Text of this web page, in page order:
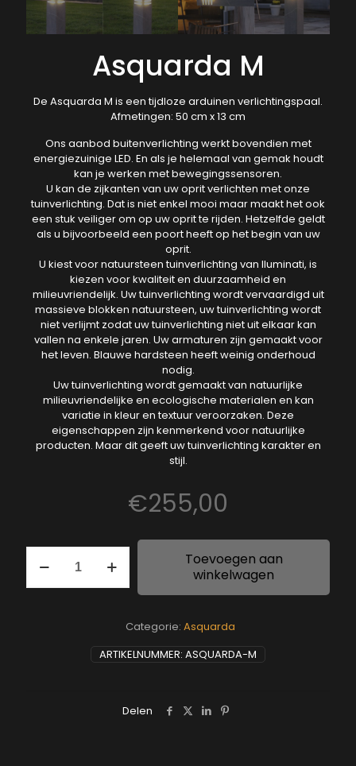
Asquarda M
De Asquarda M is een tijdloze arduinen verlichtingspaal.
Afmetingen: 50 cm x 13 cm
Ons aanbod buitenverlichting werkt bovendien met
energiezuinige LED. En als je helemaal van gemak houdt
kan je werken met bewegingssensoren.
U kan de zijkanten van uw oprit verlichten met onze
tuinverlichting. Dat is niet enkel mooi maar maakt het ook
een stuk veiliger om op uw oprit te rijden. Hetzelfde geldt
als u bijvoorbeeld een poort heeft op het begin van uw
oprit.
U kiest voor natuursteen tuinverlichting van Iluminati, is
kiezen voor kwaliteit en duurzaamheid en
milieuvriendelijk. Uw tuinverlichting wordt vervaardigd uit
massieve blokken natuursteen, uw tuinverlichting wordt
niet verlijmt zodat uw tuinverlichting niet uit elkaar kan
vallen na enkele jaren. Uw armaturen zijn gemaakt voor
het leven. Blauwe hardsteen heeft weinig onderhoud
nodig.
Uw tuinverlichting wordt gemaakt van natuurlijke
milieuvriendelijke en ecologische materialen en kan
variatie in kleur en textuur veroorzaken. Deze
eigenschappen zijn kenmerkend voor natuurlijke
producten. Maar dit geeft uw tuinverlichting karakter en
stijl.
€255,00
Toevoegen aan
winkelwagen
ARTIKELNUMMER: ASQUARDA-M
Categorie: Asquarda
Delen